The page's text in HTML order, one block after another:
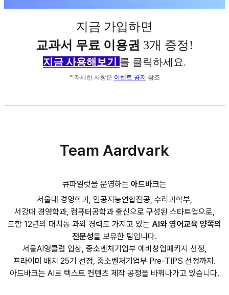
지금 가입하면
교과서 무료 이용권 3개 증정!
지금 사용해보기 를 클릭하세요.
* 자세한 사항은 이벤트 공지 참조
Team Aardvark
큐파일럿을 운영하는 아드바크는
서울대 경영학과, 인공지능연합전공, 수리과학부,
서강대 경영학과, 컴퓨터공학과 출신으로 구성된 스타트업으로,
도합 12년의 대치동 과외 경력도 가지고 있는 AI와 영어교육 양쪽의
전문성을 보유한 팀입니다.
서울AI영클럽 입상, 중소벤처기업부 예비창업패키지 선정,
프라이머 배치 25기 선정, 중소벤처기업부 Pre-TIPS 선정까지.
아드바크는 AI로 텍스트 컨텐츠 제작 공정을 바꿔나가고 있습니다.